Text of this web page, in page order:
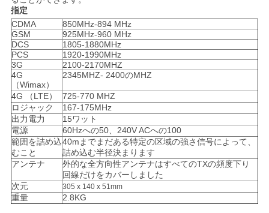
ブ
ロ
グ
引
金
を
求
指定
CDMA
850MHz-894 MHz
GSM
925MHz-960 MHz
DCS
1805-1880MHz
PCS
1920-1990MHz
3G
2100-2170MHZ
4G
（Wimax）
2345MHZ- 2400のMHZ
4G （LTE）
725-770 MHZ
ロジャック
167-175MHz
出力電力
15ワット
電源
60Hzへの50、240V ACへの100
範囲を詰め込
むこと
40mまでまだある特定の区域の強さ信号によって、
詰め込む半径決まります
アンテナ
外的な全方向性アンテナはすべてのTXの頻度下り
回線だけをカバーしました
次元
305 x 140 x 51mm
重量 2.8KG